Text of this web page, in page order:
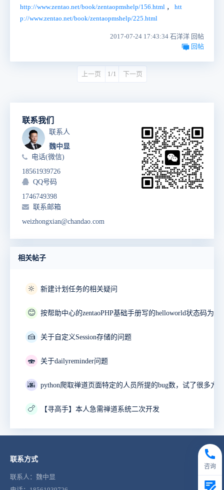
http://www.zentao.net/book/zentaopmshelp/156.html ， htt
p://www.zentao.net/book/zentaopmshelp/225.html
2017-07-24 17:43:34 石洋洋 回帖
回帖
上一页 1/1 下一页
联系我们
联系人
魏中显
电话(微信)
18561939726
QQ号码
1746749398
联系邮箱
weizhongxian@chandao.com
相关帖子
🔆 新建计划任务的相关疑问
😊
🍰 关于自定义Session存储的问题
🍣 关于dailyreminder问题
🌆
🍗 【寻高手】本人急需禅道系统二次开发
联系方式
联系人：魏中显
咨询